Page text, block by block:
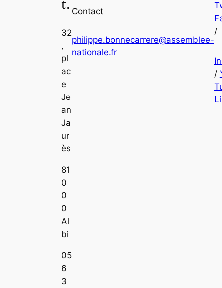
32
,
pl
ac
e
Je
an
Ja
ur
ès
81
0
0
0
Al
bi
05
6
3
Contact
philippe.bonnecarrere@assemblee-
nationale.fr
/
/